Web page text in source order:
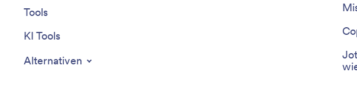
Tools
KI Tools
Alternativen